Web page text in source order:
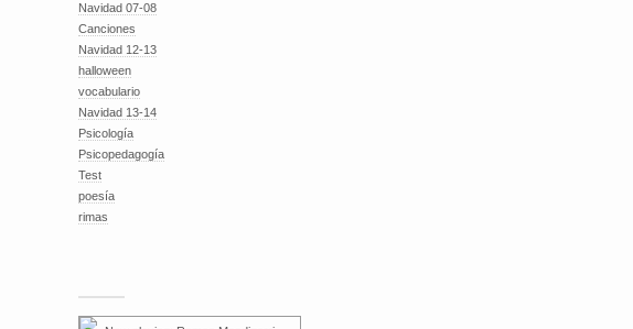
Navidad 07-08
Canciones
Navidad 12-13
halloween
vocabulario
Navidad 13-14
Psicología
Psicopedagogía
Test
poesía
rimas